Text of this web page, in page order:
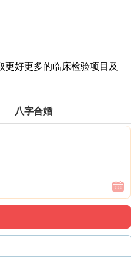
好更多的临床检验项目及
八字合婚